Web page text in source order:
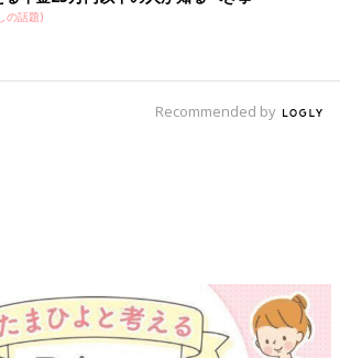
の話題)
Recommended by